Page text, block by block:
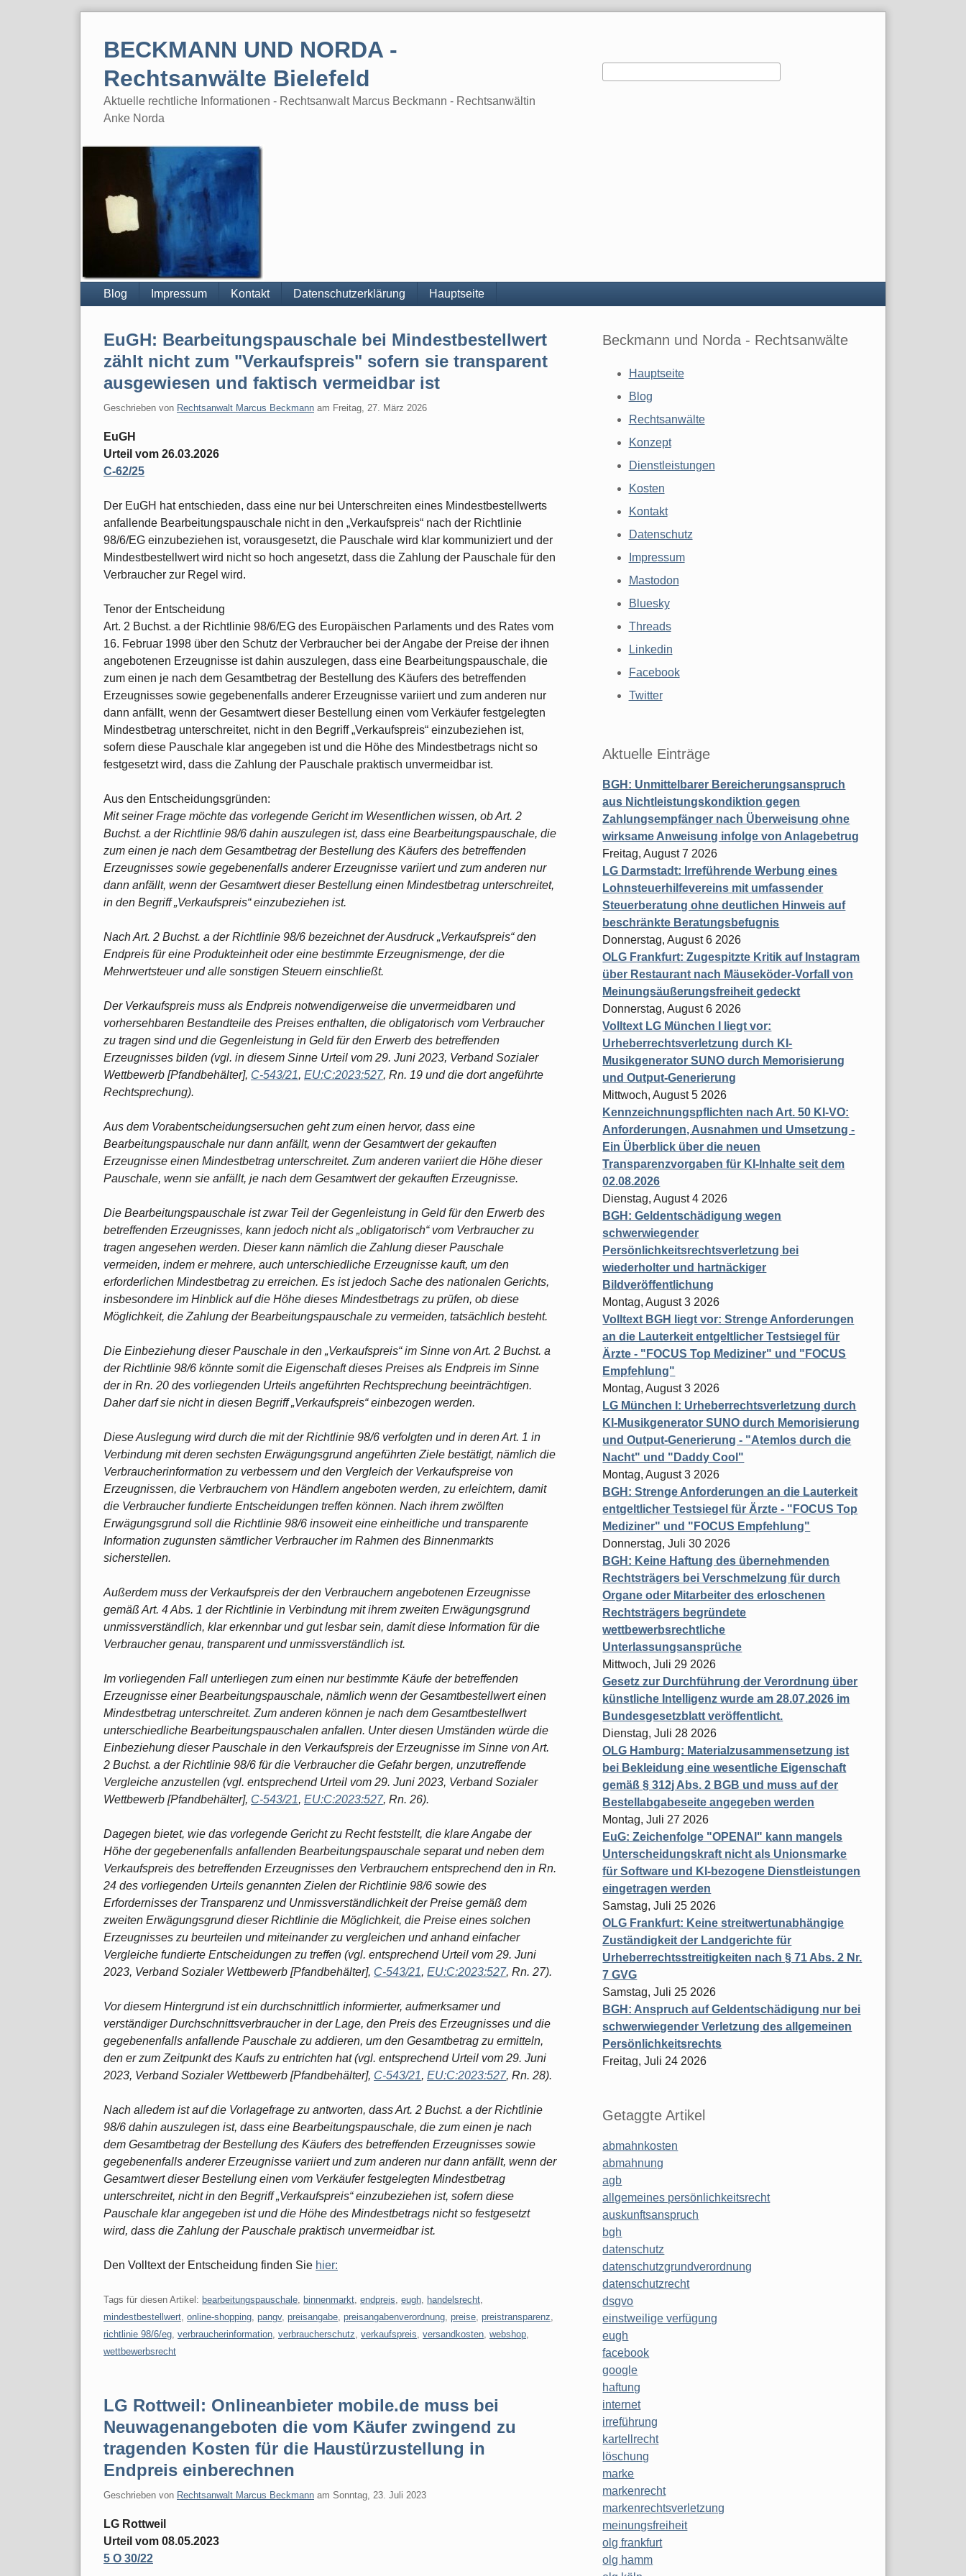
BECKMANN UND NORDA -
Rechtsanwälte Bielefeld
Aktuelle rechtliche Informationen - Rechtsanwalt Marcus Beckmann - Rechtsanwältin
Anke Norda
Blog Impressum Kontakt Datenschutzerklärung Hauptseite
EuGH: Bearbeitungspauschale bei Mindestbestellwert
zählt nicht zum "Verkaufspreis" sofern sie transparent
ausgewiesen und faktisch vermeidbar ist
Geschrieben von Rechtsanwalt Marcus Beckmann am Freitag, 27. März 2026
EuGH
Urteil vom 26.03.2026
C‑62/25
Der EuGH hat entschieden, dass eine nur bei Unterschreiten eines Mindestbestellwerts
anfallende Bearbeitungspauschale nicht in den „Verkaufspreis“ nach der Richtlinie
98/6/EG einzubeziehen ist, vorausgesetzt, die Pauschale wird klar kommuniziert und der
Mindestbestellwert wird nicht so hoch angesetzt, dass die Zahlung der Pauschale für den
Verbraucher zur Regel wird.
Tenor der Entscheidung
Art. 2 Buchst. a der Richtlinie 98/6/EG des Europäischen Parlaments und des Rates vom
16. Februar 1998 über den Schutz der Verbraucher bei der Angabe der Preise der ihnen
angebotenen Erzeugnisse ist dahin auszulegen, dass eine Bearbeitungspauschale, die
zum einen je nach dem Gesamtbetrag der Bestellung des Käufers des betreffenden
Erzeugnisses sowie gegebenenfalls anderer Erzeugnisse variiert und zum anderen nur
dann anfällt, wenn der Gesamtwert dieser Bestellung einen vom Verkäufer festgelegten
Mindestbetrag unterschreitet, nicht in den Begriff „Verkaufspreis“ einzubeziehen ist,
sofern diese Pauschale klar angegeben ist und die Höhe des Mindestbetrags nicht so
festgesetzt wird, dass die Zahlung der Pauschale praktisch unvermeidbar ist.
Aus den Entscheidungsgründen:
Mit seiner Frage möchte das vorlegende Gericht im Wesentlichen wissen, ob Art. 2
Buchst. a der Richtlinie 98/6 dahin auszulegen ist, dass eine Bearbeitungspauschale, die
zum einen je nach dem Gesamtbetrag der Bestellung des Käufers des betreffenden
Erzeugnisses sowie gegebenenfalls anderer Erzeugnisse variiert und zum anderen nur
dann anfällt, wenn der Gesamtwert dieser Bestellung einen Mindestbetrag unterschreitet,
in den Begriff „Verkaufspreis“ einzubeziehen ist.
Nach Art. 2 Buchst. a der Richtlinie 98/6 bezeichnet der Ausdruck „Verkaufspreis“ den
Endpreis für eine Produkteinheit oder eine bestimmte Erzeugnismenge, der die
Mehrwertsteuer und alle sonstigen Steuern einschließt.
Der Verkaufspreis muss als Endpreis notwendigerweise die unvermeidbaren und
vorhersehbaren Bestandteile des Preises enthalten, die obligatorisch vom Verbraucher
zu tragen sind und die Gegenleistung in Geld für den Erwerb des betreffenden
Erzeugnisses bilden (vgl. in diesem Sinne Urteil vom 29. Juni 2023, Verband Sozialer
Wettbewerb [Pfandbehälter], C‑543/21, EU:C:2023:527, Rn. 19 und die dort angeführte
Rechtsprechung).
Aus dem Vorabentscheidungsersuchen geht zum einen hervor, dass eine
Bearbeitungspauschale nur dann anfällt, wenn der Gesamtwert der gekauften
Erzeugnisse einen Mindestbetrag unterschreitet. Zum anderen variiert die Höhe dieser
Pauschale, wenn sie anfällt, je nach dem Gesamtwert der gekauften Erzeugnisse.
Die Bearbeitungspauschale ist zwar Teil der Gegenleistung in Geld für den Erwerb des
betreffenden Erzeugnisses, kann jedoch nicht als „obligatorisch“ vom Verbraucher zu
tragen angesehen werden. Dieser kann nämlich die Zahlung dieser Pauschale
vermeiden, indem er mehrere, auch unterschiedliche Erzeugnisse kauft, um den
erforderlichen Mindestbetrag zu erreichen. Es ist jedoch Sache des nationalen Gerichts,
insbesondere im Hinblick auf die Höhe dieses Mindestbetrags zu prüfen, ob diese
Möglichkeit, die Zahlung der Bearbeitungspauschale zu vermeiden, tatsächlich besteht.
Die Einbeziehung dieser Pauschale in den „Verkaufspreis“ im Sinne von Art. 2 Buchst. a
der Richtlinie 98/6 könnte somit die Eigenschaft dieses Preises als Endpreis im Sinne
der in Rn. 20 des vorliegenden Urteils angeführten Rechtsprechung beeinträchtigen.
Daher darf sie nicht in diesen Begriff „Verkaufspreis“ einbezogen werden.
Diese Auslegung wird durch die mit der Richtlinie 98/6 verfolgten und in deren Art. 1 in
Verbindung mit deren sechsten Erwägungsgrund angeführten Ziele bestätigt, nämlich die
Verbraucherinformation zu verbessern und den Vergleich der Verkaufspreise von
Erzeugnissen, die Verbrauchern von Händlern angeboten werden, zu erleichtern, damit
die Verbraucher fundierte Entscheidungen treffen können. Nach ihrem zwölften
Erwägungsgrund soll die Richtlinie 98/6 insoweit eine einheitliche und transparente
Information zugunsten sämtlicher Verbraucher im Rahmen des Binnenmarkts
sicherstellen.
Außerdem muss der Verkaufspreis der den Verbrauchern angebotenen Erzeugnisse
gemäß Art. 4 Abs. 1 der Richtlinie in Verbindung mit ihrem zweiten Erwägungsgrund
unmissverständlich, klar erkennbar und gut lesbar sein, damit diese Information für die
Verbraucher genau, transparent und unmissverständlich ist.
Im vorliegenden Fall unterliegen zum einen nur bestimmte Käufe der betreffenden
Erzeugnisse einer Bearbeitungspauschale, nämlich wenn der Gesamtbestellwert einen
Mindestbetrag unterschreitet. Zum anderen können je nach dem Gesamtbestellwert
unterschiedliche Bearbeitungspauschalen anfallen. Unter diesen Umständen würde die
Einbeziehung dieser Pauschale in den Verkaufspreis der Erzeugnisse im Sinne von Art.
2 Buchst. a der Richtlinie 98/6 für die Verbraucher die Gefahr bergen, unzutreffende
Vergleiche anzustellen (vgl. entsprechend Urteil vom 29. Juni 2023, Verband Sozialer
Wettbewerb [Pfandbehälter], C‑543/21, EU:C:2023:527, Rn. 26).
Dagegen bietet, wie das vorlegende Gericht zu Recht feststellt, die klare Angabe der
Höhe der gegebenenfalls anfallenden Bearbeitungspauschale separat und neben dem
Verkaufspreis des betreffenden Erzeugnisses den Verbrauchern entsprechend den in Rn.
24 des vorliegenden Urteils genannten Zielen der Richtlinie 98/6 sowie des
Erfordernisses der Transparenz und Unmissverständlichkeit der Preise gemäß dem
zweiten Erwägungsgrund dieser Richtlinie die Möglichkeit, die Preise eines solchen
Erzeugnisses zu beurteilen und miteinander zu vergleichen und anhand einfacher
Vergleiche fundierte Entscheidungen zu treffen (vgl. entsprechend Urteil vom 29. Juni
2023, Verband Sozialer Wettbewerb [Pfandbehälter], C‑543/21, EU:C:2023:527, Rn. 27).
Vor diesem Hintergrund ist ein durchschnittlich informierter, aufmerksamer und
verständiger Durchschnittsverbraucher in der Lage, den Preis des Erzeugnisses und die
gegebenenfalls anfallende Pauschale zu addieren, um den Gesamtbetrag zu ermitteln,
den er zum Zeitpunkt des Kaufs zu entrichten hat (vgl. entsprechend Urteil vom 29. Juni
2023, Verband Sozialer Wettbewerb [Pfandbehälter], C‑543/21, EU:C:2023:527, Rn. 28).
Nach alledem ist auf die Vorlagefrage zu antworten, dass Art. 2 Buchst. a der Richtlinie
98/6 dahin auszulegen ist, dass eine Bearbeitungspauschale, die zum einen je nach
dem Gesamtbetrag der Bestellung des Käufers des betreffenden Erzeugnisses sowie
gegebenenfalls anderer Erzeugnisse variiert und zum anderen nur dann anfällt, wenn der
Gesamtwert dieser Bestellung einen vom Verkäufer festgelegten Mindestbetrag
unterschreitet, nicht in den Begriff „Verkaufspreis“ einzubeziehen ist, sofern diese
Pauschale klar angegeben ist und die Höhe des Mindestbetrags nicht so festgesetzt
wird, dass die Zahlung der Pauschale praktisch unvermeidbar ist.
Den Volltext der Entscheidung finden Sie hier:
Tags für diesen Artikel: bearbeitungspauschale binnenmarkt endpreis eugh handelsrecht
mindestbestellwert online-shopping pangv, preisangabe preisangabenverordnung preise preistransparenz
richtlinie 98/6/eg verbraucherinformation verbraucherschutz verkaufspreis versandkosten webshop
wettbewerbsrecht
LG Rottweil: Onlineanbieter mobile.de muss bei
Neuwagenangeboten die vom Käufer zwingend zu
tragenden Kosten für die Haustürzustellung in
Endpreis einberechnen
Geschrieben von Rechtsanwalt Marcus Beckmann am Sonntag, 23. Juli 2023
LG Rottweil
Urteil vom 08.05.2023
5 O 30/22
Beckmann und Norda - Rechtsanwälte
Hauptseite
Blog
Rechtsanwälte
Konzept
Dienstleistungen
Kosten
Kontakt
Datenschutz
Impressum
Mastodon
Bluesky
Threads
Linkedin
Facebook
Twitter
Aktuelle Einträge
BGH: Unmittelbarer Bereicherungsanspruch
aus Nichtleistungskondiktion gegen
Zahlungsempfänger nach Überweisung ohne
wirksame Anweisung infolge von Anlagebetrug
Freitag, August 7 2026
LG Darmstadt: Irreführende Werbung eines
Lohnsteuerhilfevereins mit umfassender
Steuerberatung ohne deutlichen Hinweis auf
beschränkte Beratungsbefugnis
Donnerstag, August 6 2026
OLG Frankfurt: Zugespitzte Kritik auf Instagram
über Restaurant nach Mäuseköder-Vorfall von
Meinungsäußerungsfreiheit gedeckt
Donnerstag, August 6 2026
Volltext LG München I liegt vor:
Urheberrechtsverletzung durch KI-
Musikgenerator SUNO durch Memorisierung
und Output-Generierung
Mittwoch, August 5 2026
Kennzeichnungspflichten nach Art. 50 KI-VO:
Anforderungen, Ausnahmen und Umsetzung -
Ein Überblick über die neuen
Transparenzvorgaben für KI-Inhalte seit dem
02.08.2026
Dienstag, August 4 2026
BGH: Geldentschädigung wegen
schwerwiegender
Persönlichkeitsrechtsverletzung bei
wiederholter und hartnäckiger
Bildveröffentlichung
Montag, August 3 2026
Volltext BGH liegt vor: Strenge Anforderungen
an die Lauterkeit entgeltlicher Testsiegel für
Ärzte - "FOCUS Top Mediziner" und "FOCUS
Empfehlung"
Montag, August 3 2026
LG München I: Urheberrechtsverletzung durch
KI-Musikgenerator SUNO durch Memorisierung
und Output-Generierung - "Atemlos durch die
Nacht" und "Daddy Cool"
Montag, August 3 2026
BGH: Strenge Anforderungen an die Lauterkeit
entgeltlicher Testsiegel für Ärzte - "FOCUS Top
Mediziner" und "FOCUS Empfehlung"
Donnerstag, Juli 30 2026
BGH: Keine Haftung des übernehmenden
Rechtsträgers bei Verschmelzung für durch
Organe oder Mitarbeiter des erloschenen
Rechtsträgers begründete
wettbewerbsrechtliche
Unterlassungsansprüche
Mittwoch, Juli 29 2026
Gesetz zur Durchführung der Verordnung über
künstliche Intelligenz wurde am 28.07.2026 im
Bundesgesetzblatt veröffentlicht.
Dienstag, Juli 28 2026
OLG Hamburg: Materialzusammensetzung ist
bei Bekleidung eine wesentliche Eigenschaft
gemäß § 312j Abs. 2 BGB und muss auf der
Bestellabgabeseite angegeben werden
Montag, Juli 27 2026
EuG: Zeichenfolge "OPENAI" kann mangels
Unterscheidungskraft nicht als Unionsmarke
für Software und KI-bezogene Dienstleistungen
eingetragen werden
Samstag, Juli 25 2026
OLG Frankfurt: Keine streitwertunabhängige
Zuständigkeit der Landgerichte für
Urheberrechtsstreitigkeiten nach § 71 Abs. 2 Nr.
7 GVG
Samstag, Juli 25 2026
BGH: Anspruch auf Geldentschädigung nur bei
schwerwiegender Verletzung des allgemeinen
Persönlichkeitsrechts
Freitag, Juli 24 2026
Getaggte Artikel
abmahnkosten
abmahnung
agb
allgemeines persönlichkeitsrecht
auskunftsanspruch
bgh
datenschutz
datenschutzgrundverordnung
datenschutzrecht
dsgvo
einstweilige verfügung
eugh
facebook
google
haftung
internet
irreführung
kartellrecht
löschung
marke
markenrecht
markenrechtsverletzung
meinungsfreiheit
olg frankfurt
olg hamm